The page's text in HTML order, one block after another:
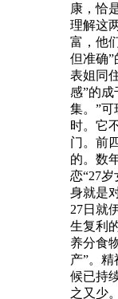
康，恰
理解这
富，他
但准确
表姐同
感”的
集。”
时。它
门。前
的。数
恋“27
身就是
27日就
生复利
养分食
产”。
候已持
之又少